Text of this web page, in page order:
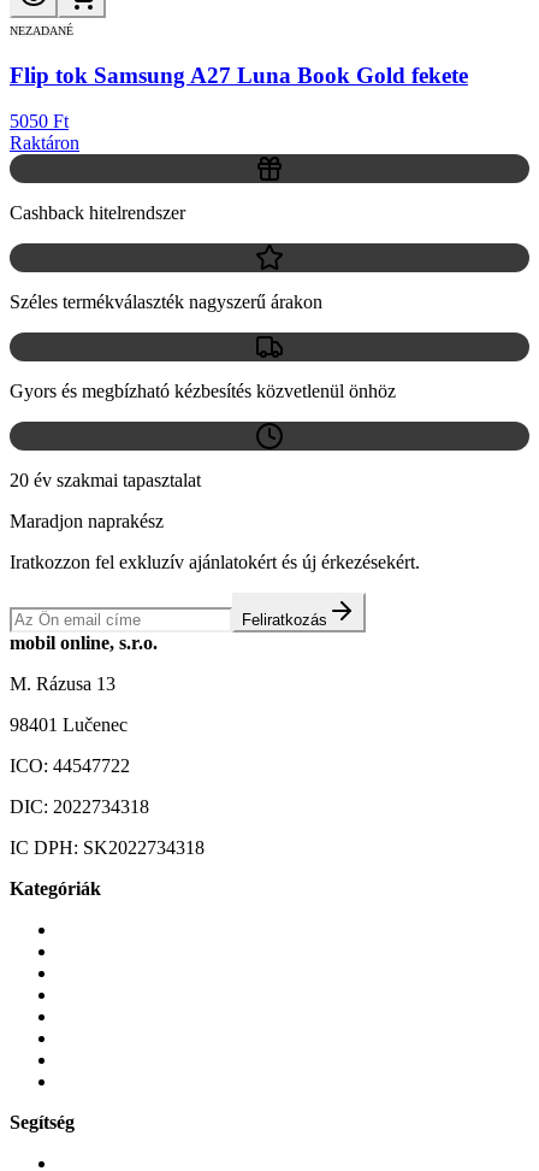
NEZADANÉ
Flip tok Samsung A27 Luna Book Gold fekete
5050 Ft
Raktáron
Cashback hitelrendszer
Széles termékválaszték nagyszerű árakon
Gyors és megbízható kézbesítés közvetlenül önhöz
20 év szakmai tapasztalat
Maradjon naprakész
Iratkozzon fel exkluzív ajánlatokért és új érkezésekért.
Feliratkozás
mobil online, s.r.o.
M. Rázusa 13
98401 Lučenec
ICO: 44547722
DIC: 2022734318
IC DPH: SK2022734318
Kategóriák
Segítség